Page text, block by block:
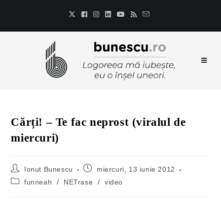
Cărți! – Te fac neprost (viralul de
miercuri)
Ionut Bunescu
miercuri, 13 iunie 2012
funneah
/ NETrase / video